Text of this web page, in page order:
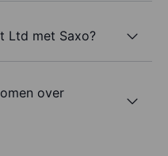
Ltd met Saxo?
over